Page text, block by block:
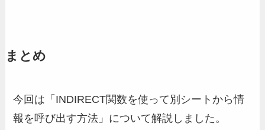
まとめ
今回は「INDIRECT関数を使って別シートから情
報を呼び出す方法」について解説しました。